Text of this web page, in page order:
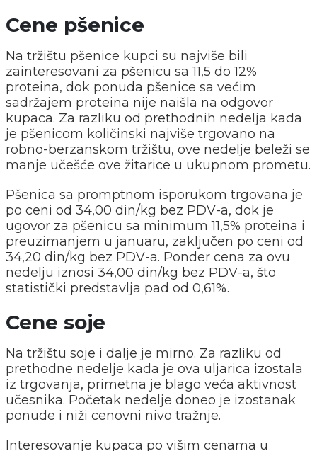
Cene pšenice
Na tržištu pšenice kupci su najviše bili
zainteresovani za pšenicu sa 11,5 do 12%
proteina, dok ponuda pšenice sa većim
sadržajem proteina nije naišla na odgovor
kupaca. Za razliku od prethodnih nedelja kada
je pšenicom količinski najviše trgovano na
robno-berzanskom tržištu, ove nedelje beleži se
manje učešće ove žitarice u ukupnom prometu.
Pšenica sa promptnom isporukom trgovana je
po ceni od 34,00 din/kg bez PDV-a, dok je
ugovor za pšenicu sa minimum 11,5% proteina i
preuzimanjem u januaru, zaključen po ceni od
34,20 din/kg bez PDV-a. Ponder cena za ovu
nedelju iznosi 34,00 din/kg bez PDV-a, što
statistički predstavlja pad od 0,61%.
Cene soje
Na tržištu soje i dalje je mirno. Za razliku od
prethodne nedelje kada je ova uljarica izostala
iz trgovanja, primetna je blago veća aktivnost
učesnika. Početak nedelje doneo je izostanak
ponude i niži cenovni nivo tražnje.
Interesovanje kupaca po višim cenama u